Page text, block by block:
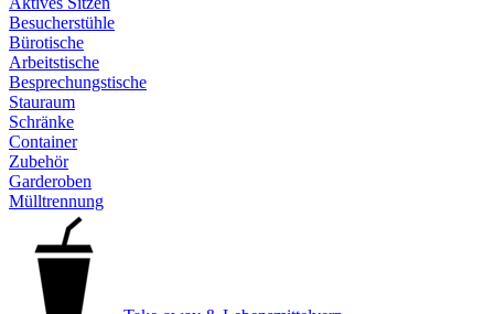
Besucherstühle
Bürotische
Arbeitstische
Besprechungstische
Stauraum
Schränke
Container
Zubehör
Garderoben
Mülltrennung